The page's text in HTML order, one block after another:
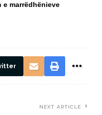
marrëdhënieve
NEXT ARTICLE